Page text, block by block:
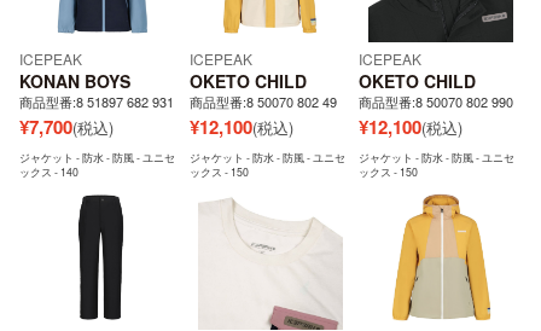
ICEPEAK
KONAN BOYS
商品型番:8 51897 682 931
¥7,700(税込)
ジャケット - 防水 - 防風 - ユニセ
ックス - 140
ICEPEAK
OKETO CHILD
商品型番:8 50070 802 49
¥12,100(税込)
ジャケット - 防水 - 防風 - ユニセ
ックス - 150
ICEPEAK
OKETO CHILD
商品型番:8 50070 802 990
¥12,100(税込)
ジャケット - 防水 - 防風 - ユニセ
ックス - 150